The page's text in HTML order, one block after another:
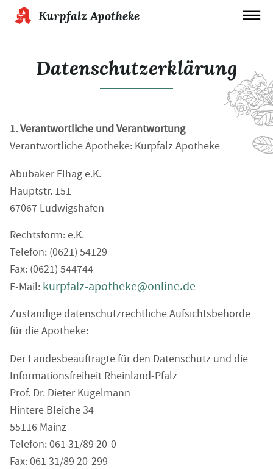
Kurpfalz Apotheke
Datenschutzerklärung
1. Verantwortliche und Verantwortung
Verantwortliche Apotheke: Kurpfalz Apotheke
Abubaker Elhag e.K.
Hauptstr. 151
67067 Ludwigshafen
Rechtsform: e.K.
Telefon: (0621) 54129
Fax: (0621) 544744
E-Mail: kurpfalz-apotheke@online.de
Zuständige datenschutzrechtliche Aufsichtsbehörde
für die Apotheke:
Der Landesbeauftragte für den Datenschutz und die
Informationsfreiheit Rheinland-Pfalz
Prof. Dr. Dieter Kugelmann
Hintere Bleiche 34
55116 Mainz
Telefon: 061 31/89 20-0
Fax: 061 31/89 20-299